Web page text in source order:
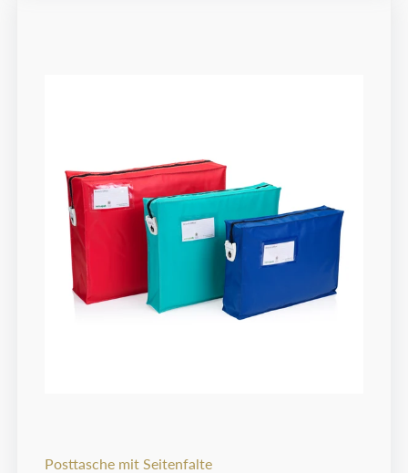
Posttasche mit Seitenfalte